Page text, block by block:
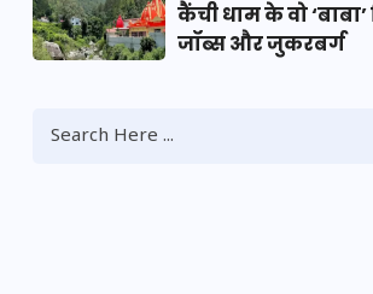
कैंची धाम के वो ‘बाबा’
जॉब्स और जुकरबर्ग